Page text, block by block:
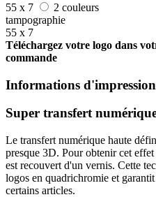
55 x 7
2 couleurs
tampographie
55 x 7
Téléchargez votre logo dans
commande
Informations d'impression
Super transfert
Le transfert numérique haute
presque 3D. Pour obtenir cet
est recouvert d'un vernis. Cette
logos en quadrichromie et
certains articles.